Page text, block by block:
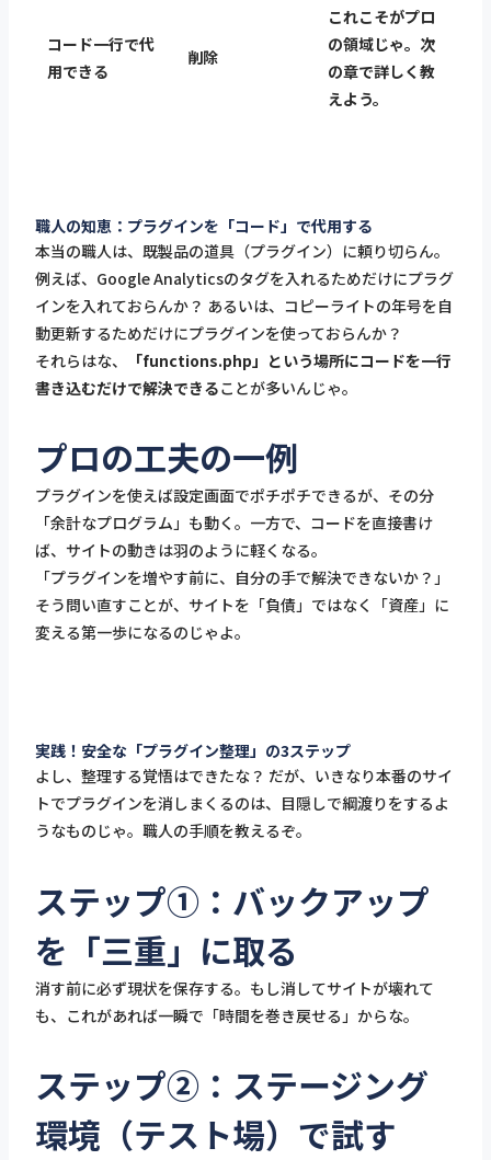
コード一行で代
用できる
削除
これこそがプロ
の領域じゃ。次
の章で詳しく教
えよう。
職人の知恵：プラグインを「コード」で代用する
本当の職人は、既製品の道具（プラグイン）に頼り切らん。
例えば、Google Analyticsのタグを入れるためだけにプラグ
インを入れておらんか？ あるいは、コピーライトの年号を自
動更新するためだけにプラグインを使っておらんか？
それらはな、
「functions.php」という場所にコードを一行
書き込むだけで解決できることが多いんじゃ。
プロの工夫の一例
プラグインを使えば設定画面でポチポチできるが、その分
「余計なプログラム」も動く。一方で、コードを直接書け
ば、サイトの動きは羽のように軽くなる。
「プラグインを増やす前に、自分の手で解決できないか？」
そう問い直すことが、サイトを「負債」ではなく「資産」に
変える第一歩になるのじゃよ。
実践！安全な「プラグイン整理」の3ステップ
よし、整理する覚悟はできたな？ だが、いきなり本番のサイ
トでプラグインを消しまくるのは、目隠しで綱渡りをするよ
うなものじゃ。職人の手順を教えるぞ。
ステップ①：バックアップ
を「三重」に取る
消す前に必ず現状を保存する。もし消してサイトが壊れて
も、これがあれば一瞬で「時間を巻き戻せる」からな。
ステップ②：ステージング
環境（テスト場）で試す